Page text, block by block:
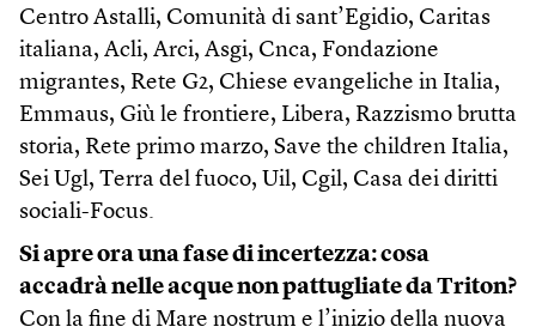
Centro Astalli, Comunità di sant’Egidio, Caritas
italiana, Acli, Arci, Asgi, Cnca, Fondazione
migrantes, Rete G2, Chiese evangeliche in Italia,
Emmaus, Giù le frontiere, Libera, Razzismo brutta
storia, Rete primo marzo, Save the children Italia,
Sei Ugl, Terra del fuoco, Uil, Cgil, Casa dei diritti
sociali-Focus.
Si apre ora una fase di incertezza: cosa
accadrà nelle acque non pattugliate da Triton?
Con la fine di Mare nostrum e l’inizio della nuova